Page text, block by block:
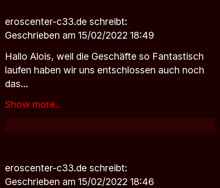
eroscenter-c33.de schreibt:
Geschrieben am 15/02/2022 18:49
Hallo Alois, weil die Geschäfte so Fantastisch
laufen haben wir uns entschlossen auch noch
das…
Show more..
eroscenter-c33.de schreibt:
Geschrieben am 15/02/2022 18:46